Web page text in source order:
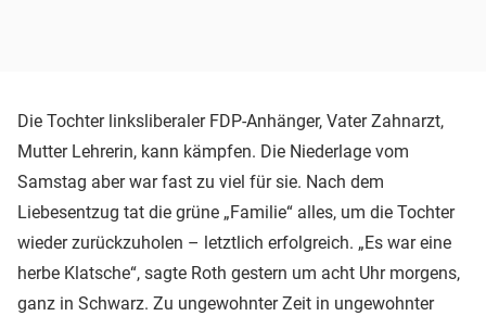
Die Tochter linksliberaler FDP-Anhänger, Vater Zahnarzt,
Mutter Lehrerin, kann kämpfen. Die Niederlage vom
Samstag aber war fast zu viel für sie. Nach dem
Liebesentzug tat die grüne „Familie“ alles, um die Tochter
wieder zurückzuholen – letztlich erfolgreich. „Es war eine
herbe Klatsche“, sagte Roth gestern um acht Uhr morgens,
ganz in Schwarz. Zu ungewohnter Zeit in ungewohnter